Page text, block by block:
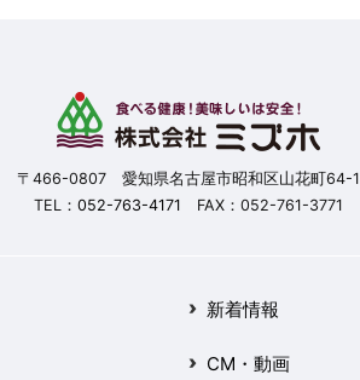
〒466-0807 愛知県名古屋市昭和区山花町64-1
TEL： 052-763-4171 FAX：052-761-3771
新着情報
CM・動画